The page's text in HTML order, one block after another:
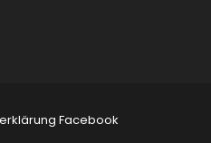
Facebook